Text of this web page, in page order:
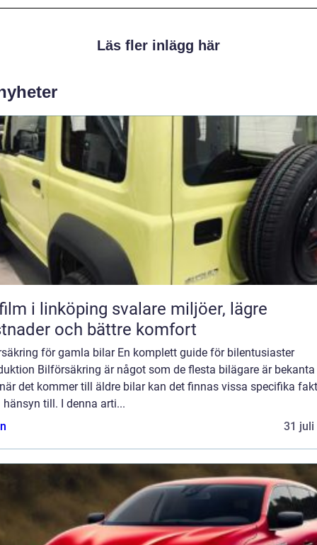
Läs fler inlägg här
svalare miljöer, lägre
och bättre komfort
för gamla bilar En komplett guide för bilentusiaster
Bilförsäkring är något som de flesta bilägare är bekanta
det kommer till äldre bilar kan det finnas vissa specifika
till. I denna arti...
31 juli